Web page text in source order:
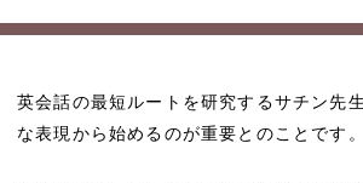
英会話の最短ルートを研究するサチン先
な表現から始めるのが重要とのことです。